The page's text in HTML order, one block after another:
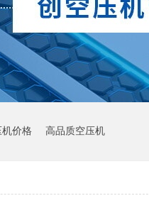
价格 高品质空压机